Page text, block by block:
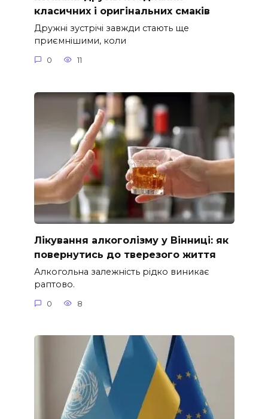
класичних і оригінальних смаків
Дружні зустрічі завжди стають ще
приємнішими, коли
0 11
Лікування алкоголізму у Вінниці: як
повернутись до тверезого життя
Алкогольна залежність рідко виникає
раптово.
0 8